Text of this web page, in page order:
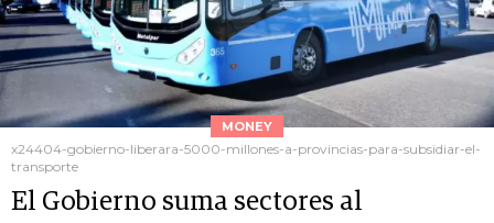
MONEY
x24404-gobierno-liberara-5000-millones-a-provincias-para-subsidiar-el-
transporte
El Gobierno suma sectores al